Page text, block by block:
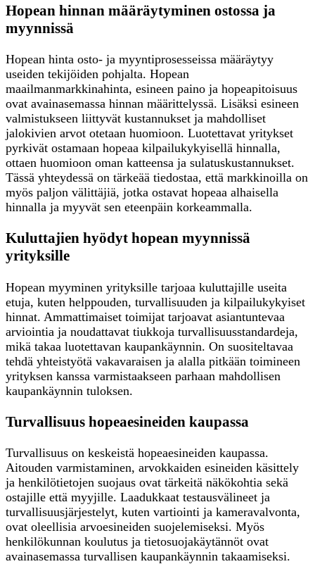
Hopean hinnan määräytyminen ostossa ja
myynnissä
Hopean hinta osto- ja myyntiprosesseissa määräytyy
useiden tekijöiden pohjalta. Hopean
maailmanmarkkinahinta, esineen paino ja hopeapitoisuus
ovat avainasemassa hinnan määrittelyssä. Lisäksi esineen
valmistukseen liittyvät kustannukset ja mahdolliset
jalokivien arvot otetaan huomioon. Luotettavat yritykset
pyrkivät ostamaan hopeaa kilpailukykyisellä hinnalla,
ottaen huomioon oman katteensa ja sulatuskustannukset.
Tässä yhteydessä on tärkeää tiedostaa, että markkinoilla on
myös paljon välittäjiä, jotka ostavat hopeaa alhaisella
hinnalla ja myyvät sen eteenpäin korkeammalla.
Kuluttajien hyödyt hopean myynnissä
yrityksille
Hopean myyminen yrityksille tarjoaa kuluttajille useita
etuja, kuten helppouden, turvallisuuden ja kilpailukykyiset
hinnat. Ammattimaiset toimijat tarjoavat asiantuntevaa
arviointia ja noudattavat tiukkoja turvallisuusstandardeja,
mikä takaa luotettavan kaupankäynnin. On suositeltavaa
tehdä yhteistyötä vakavaraisen ja alalla pitkään toimineen
yrityksen kanssa varmistaakseen parhaan mahdollisen
kaupankäynnin tuloksen.
Turvallisuus hopeaesineiden kaupassa
Turvallisuus on keskeistä hopeaesineiden kaupassa.
Aitouden varmistaminen, arvokkaiden esineiden käsittely
ja henkilötietojen suojaus ovat tärkeitä näkökohtia sekä
ostajille että myyjille. Laadukkaat testausvälineet ja
turvallisuusjärjestelyt, kuten vartiointi ja kameravalvonta,
ovat oleellisia arvoesineiden suojelemiseksi. Myös
henkilökunnan koulutus ja tietosuojakäytännöt ovat
avainasemassa turvallisen kaupankäynnin takaamiseksi.